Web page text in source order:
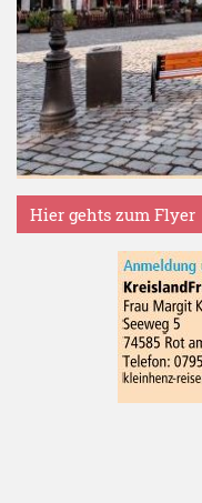
Hier gehts zum Flyer